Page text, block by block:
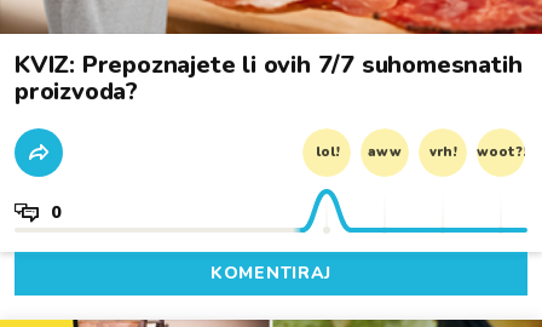
KVIZ: Prepoznajete li ovih 7/7 suhomesnatih
proizvoda?
lol! aww vrh! woot?!
0
KOMENTIRAJ